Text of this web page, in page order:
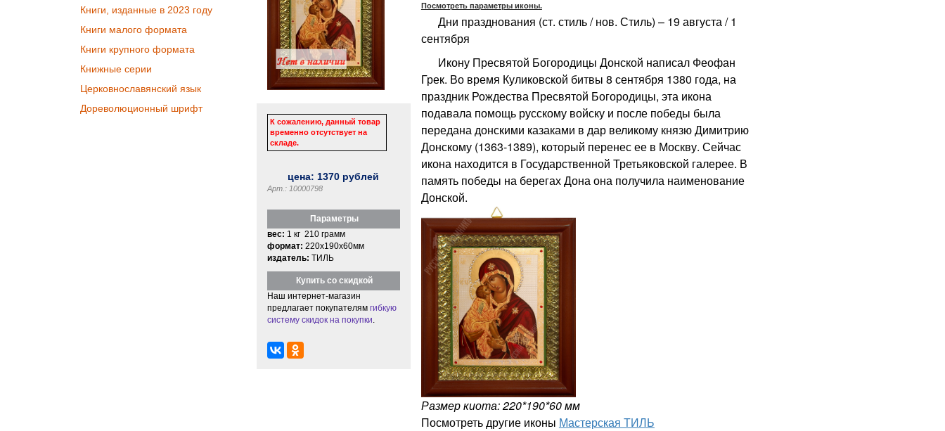
Книги, изданные в 2023 году
Книги малого формата
Книги крупного формата
Книжные серии
Церковнославянский язык
Дореволюционный шрифт
К сожалению, данный товар
временно отсутствует на
складе.
цена: 1370 рублей
Арт.: 10000798
Параметры
вес: 1 кг 210 грамм
формат: 220x190x60мм
издатель: ТИЛЬ
Купить со скидкой
Наш интернет-магазин
предлагает покупателям гибкую
систему скидок на покупки
Посмотреть параметры иконы.
Дни празднования (ст. стиль / нов. Стиль) – 19 августа / 1
сентября
Икону Пресвятой Богородицы Донской написал Феофан
Грек. Во время Куликовской битвы 8 сентября 1380 года, на
праздник Рождества Пресвятой Богородицы, эта икона
подавала помощь русскому войску и после победы была
передана донскими казаками в дар великому князю Димитрию
Донскому (1363-1389), который перенес ее в Москву. Сейчас
икона находится в Государственной Третьяковской галерее. В
память победы на берегах Дона она получила наименование
Донской.
Размер киота: 220*190*60 мм
Посмотреть другие иконы Мастерская ТИЛЬ